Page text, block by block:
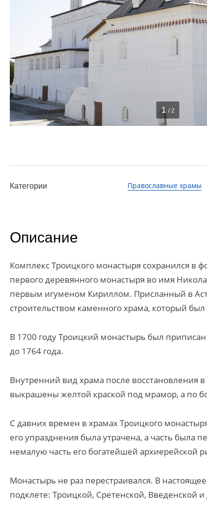
1 / 2
Категории Православные храмы
Описание
Комплекс Троицкого монастыря сохранился в
первого деревянного монастыря во имя
первым игуменом Кириллом. Присланный в
строительством каменного храма, который был
В 1700 году Троицкий монастырь был
до 1764 года.
Внутренний вид храма после восстановления
выкрашены желтой краской под мрамор, а по
С давних времен в храмах Троицкого
его упразднения была утрачена, а часть была
немалую часть его богатейшей архиерейской
Монастырь не раз перестраивался. В
подклете: Троицкой, Сретенской, Введенской